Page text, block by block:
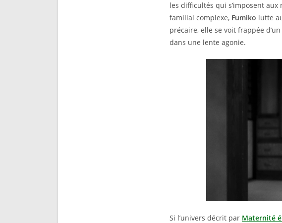
les difficultés qui s’imposent
familial complexe, Fumiko lutte
précaire, elle se voit frappée
dans une lente agonie.
Si l’univers décrit par Maternité